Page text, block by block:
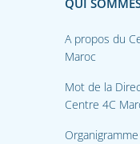
QUI
A propos du
Maroc
Mot de la
Centre 4C
Organigramme